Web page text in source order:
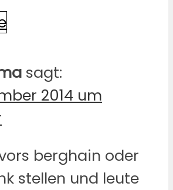
sagt:
2014 um
berghain oder
stellen und leute